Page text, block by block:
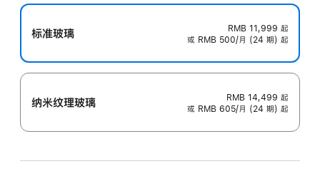
标准玻璃 RMB 11,999 起
或 RMB 500/月 (24 期) 起
纳米纹理玻璃 RMB 14,499 起
或 RMB 605/月 (24 期) 起